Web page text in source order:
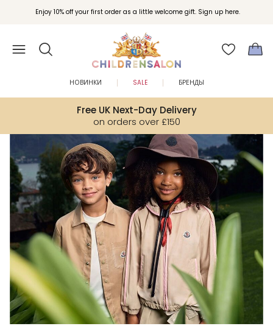
Enjoy 10% off your first order as a little welcome gift. Sign up here.
Вступайте в клуб Бонусы Childrensalon для эксклюзивных привилегий при
покупках.
Free UK Next-Day Delivery
on orders over £150
НОВИНКИ SALE БРЕНДЫ